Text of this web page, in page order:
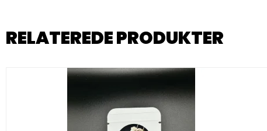
RELATEREDE PRODUKTER